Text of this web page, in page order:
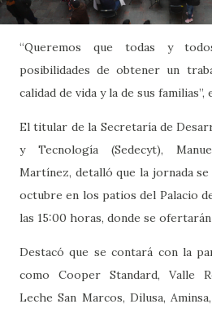
“Queremos que todas y
posibilidades de obtener un
calidad de vida y la de sus
El titular de la Secretaría de
y Tecnología (Sedecyt),
Martínez, detalló que la jornada
octubre en los patios del Palacio
las 15:00 horas, donde se ofertarán
Destacó que se contará con la
como Cooper Standard, Valle
Leche San Marcos, Dilusa,